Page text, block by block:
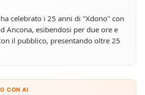
celebrato i 25 anni di "Xdono" con
Ancona, esibendosi per due ore e
il pubblico, presentando oltre 25
CON AI